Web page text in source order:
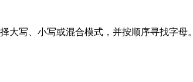
大写、小写或混合模式，并按顺序寻找字母。